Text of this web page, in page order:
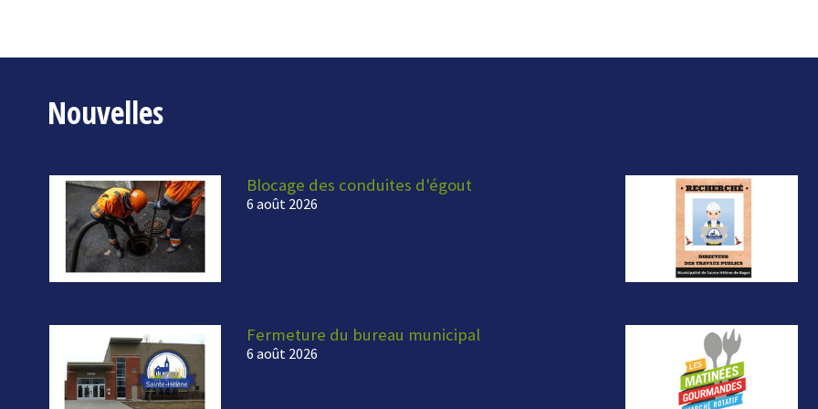
Nouvelles
Blocage des conduites d'égout
6 août 2026
Fermeture du bureau municipal
6 août 2026